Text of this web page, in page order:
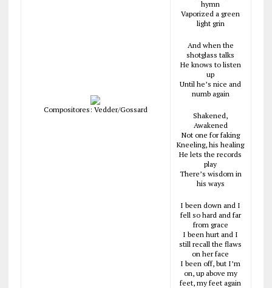
Compositores: Vedder/Gossard
hymn
Vaporized a green
light grin
And when the
shotglass talks
He knows to listen
up
Until he’s nice and
numb again
Shakened,
Awakened
Not one for faking
Kneeling, his healing
He lets the records
play
There’s wisdom in
his ways
I been down and I
fell so hard and far
from grace
I been hurt and I
still recall the flaws
on her face
I been off, but I’m
on, up above my
feet, my feet again